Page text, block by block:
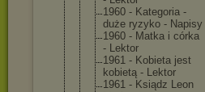
1960 - Kategoria -
duże ryzyko - Napisy
1960 - Matka i córka
- Lektor
1961 - Kobieta jest
kobietą - Lektor
1961 - Ksiądz Leon